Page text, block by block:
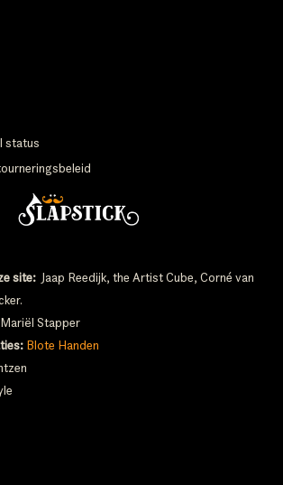
status
site: Jaap Reedijk, the Artist Cube, Corné van
Mariël Stapper
Blote Handen